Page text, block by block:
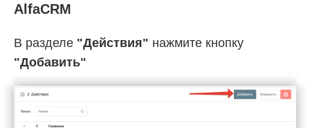
AlfaCRM
В разделе "Действия" нажмите кнопку
"Добавить"